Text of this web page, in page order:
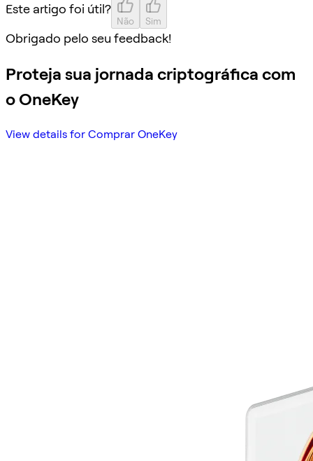
Este artigo foi útil?
Não Sim
Obrigado pelo seu feedback!
Proteja sua jornada criptográfica com
o OneKey
View details for Comprar OneKey